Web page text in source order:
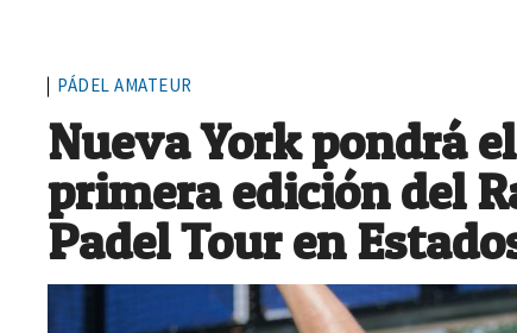
PÁDEL AMATEUR
Nueva York pondrá
primera edición del
Padel Tour en